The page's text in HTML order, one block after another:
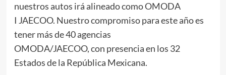
nuestros autos irá alineado como OMODA
I JAECOO. Nuestro compromiso para este año es
tener más de 40 agencias
OMODA/JAECOO, con presencia en los 32
Estados de la República Mexicana.